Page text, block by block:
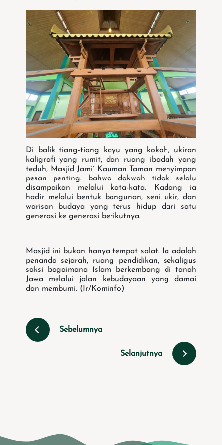
Di balik tiang-tiang kayu yang kokoh, ukiran
kaligrafi yang rumit, dan ruang ibadah yang
teduh, Masjid Jami` Kauman Taman menyimpan
pesan penting: bahwa dakwah tidak selalu
disampaikan melalui kata-kata. Kadang ia
hadir melalui bentuk bangunan, seni ukir, dan
warisan budaya yang terus hidup dari satu
generasi ke generasi berikutnya.
Masjid ini bukan hanya tempat salat. Ia adalah
penanda sejarah, ruang pendidikan, sekaligus
saksi bagaimana Islam berkembang di tanah
Jawa melalui jalan kebudayaan yang damai
dan membumi. (Ir/Kominfo)
Sebelumnya
Selanjutnya